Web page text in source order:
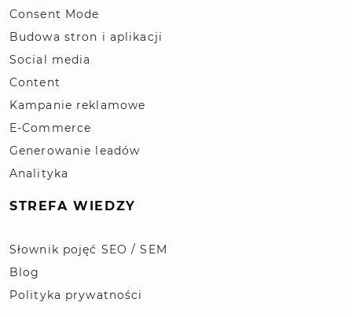
Consent Mode
Budowa stron i aplikacji
Social media
Content
Kampanie reklamowe
E-Commerce
Generowanie leadów
Analityka
STREFA WIEDZY
Słownik pojęć SEO / SEM
Blog
Polityka prywatności